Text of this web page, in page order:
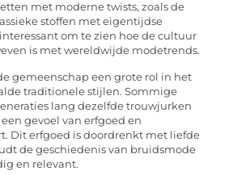
met moderne twists, zoals de
stoffen met eigentijdse
om te zien hoe de cultuur
is met wereldwijde modetrends.
gemeenschap een grote rol in het
traditionele stijlen. Sommige
lang dezelfde trouwjurken
gevoel van erfgoed en
Dit erfgoed is doordrenkt met liefde
de geschiedenis van bruidsmode
en relevant.